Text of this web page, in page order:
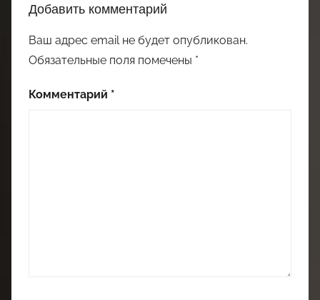
Добавить комментарий
Ваш адрес email не будет опубликован.
Обязательные поля помечены *
Комментарий *